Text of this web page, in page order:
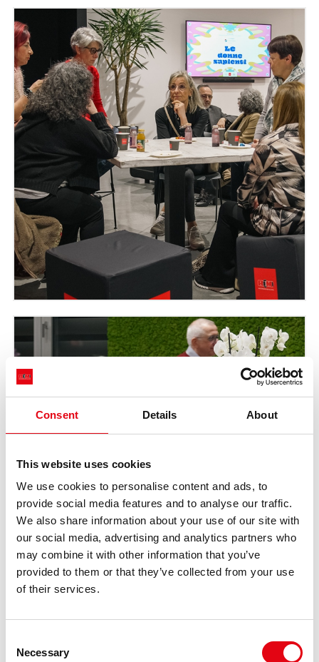
Consent Details About
This website uses cookies
We use cookies to personalise content and ads, to
provide social media features and to analyse our traffic.
We also share information about your use of our site with
our social media, advertising and analytics partners who
may combine it with other information that you’ve
provided to them or that they’ve collected from your use
of their services.
Selection
Necessary